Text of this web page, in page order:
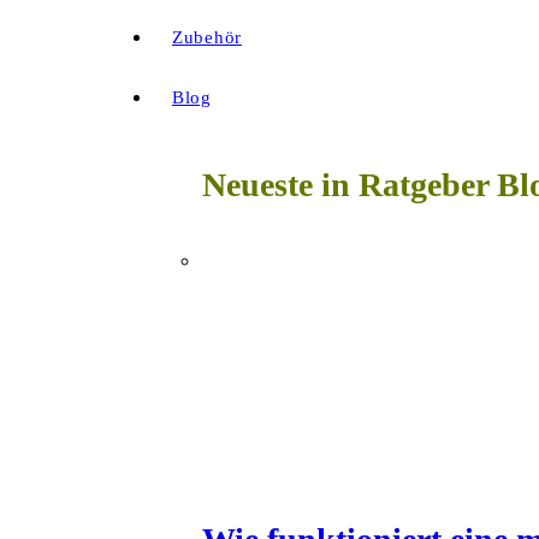
Zubehör
Blog
Neueste in Ratgeber